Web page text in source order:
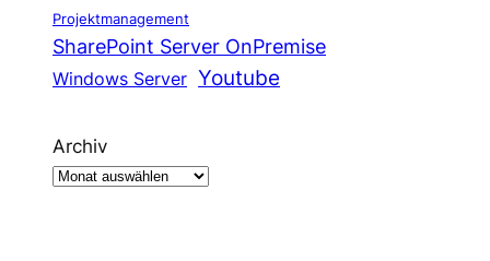
Projektmanagement
SharePoint Server OnPremise
Windows Server Youtube
Archiv